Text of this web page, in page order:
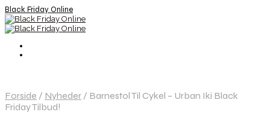
Black Friday Online
Forside / Nyheder / Barnestol Til Cykel – Urban Iki Black
Friday Tilbud!